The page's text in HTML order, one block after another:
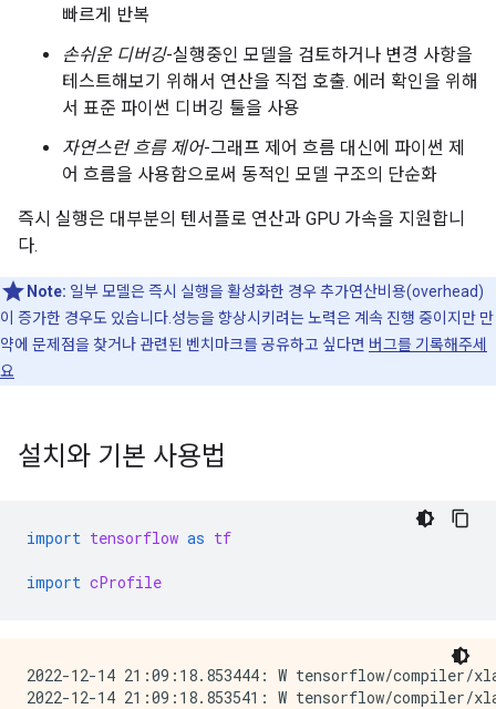
빠르게 반복
손쉬운 디버깅-실행중인 모델을 검토하거나 변경 사항을
테스트해보기 위해서 연산을 직접 호출. 에러 확인을 위해
서 표준 파이썬 디버깅 툴을 사용
자연스런 흐름 제어-그래프 제어 흐름 대신에 파이썬 제
어 흐름을 사용함으로써 동적인 모델 구조의 단순화
즉시 실행은 대부분의 텐서플로 연산과 GPU 가속을 지원합니
다.
Note: 일부 모델은 즉시 실행을 활성화한 경우 추가연산비용(overhead)
이 증가한 경우도 있습니다.성능을 향상시키려는 노력은 계속 진행 중이지만 만
약에 문제점을 찾거나 관련된 벤치마크를 공유하고 싶다면 버그를 기록해주세
요
설치와 기본 사용법
import tensorflow as tf
import cProfile
2022-12-14 21:09:18.853444: W tensorflow/
2022-12-14 21:09:18.853541: W tensorflow/